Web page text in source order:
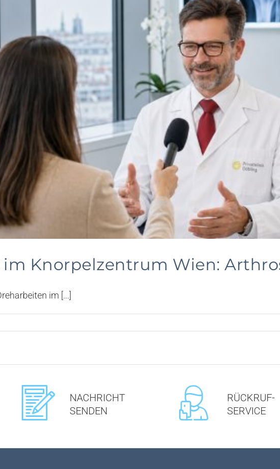
Meniskusnaht – Meniskusrefixation
Meniskusresektion
Meniskustransplantation
Bandrekonstruktion des Kniegelenks
Endoprothese – Künstlicher Gelenksersatz
Stammzellentherapie
Fettstammzellen
im Knorpelzentrum Wien:
im [...]
NACHRICHT
SENDEN
RÜCKRUF-
SERVICE